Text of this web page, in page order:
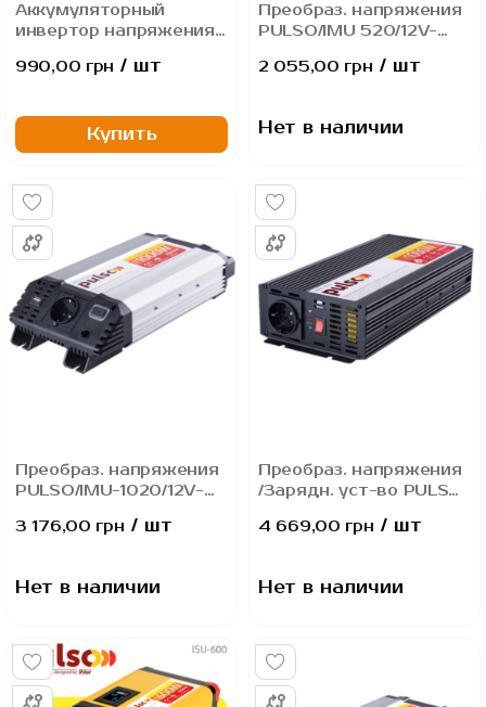
Аккумуляторный
инвертор напряжения
Вт, портативный
зарядки устройств
(USB, USB-C)
990,00 грн / шт
Купить
Преобраз. напряжения
PULSO/IMU 520/12V-
5VDC2.0A/мод.волна/
2 055,00 грн / шт
Нет в наличии
Преобраз. напряжения
PULSO/IMU-1020/12V-
5VDC2.0A/мод.волна/
3 176,00 грн / шт
Нет в наличии
Преобраз. напряжения
/Зарядн. уст-во PULSO
220V/1000W/10A/
4 669,00 грн / шт
Нет в наличии